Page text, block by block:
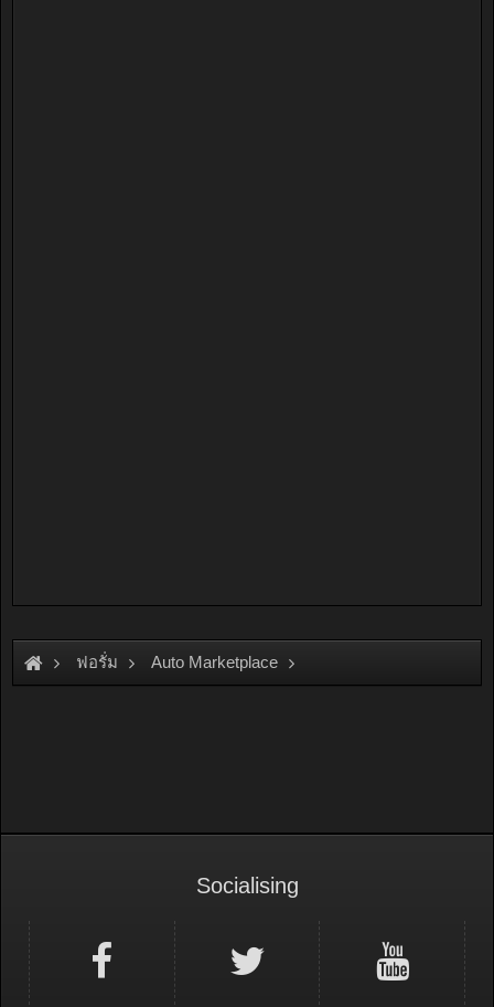
ฟอรั่ม Auto Marketplace
Socialising